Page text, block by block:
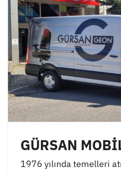
GÜRSAN
1976 yılında temelleri